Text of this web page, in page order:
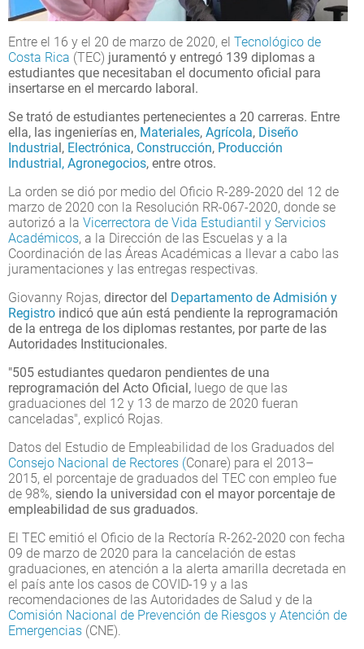
Entre el 16 y el 20 de marzo de 2020, el Tecnológico de
Costa Rica (TEC) juramentó y entregó 139 diplomas a
estudiantes que necesitaban el documento oficial para
insertarse en el mercardo laboral.
Se trató de estudiantes pertenecientes a 20 carreras. Entre
ella, las ingenierías en, Materiales, Agrícola, Diseño
Industrial, Electrónica, Construcción, Producción
Industrial, Agronegocios, entre otros.
La orden se dió por medio del Oficio R-289-2020 del 12 de
marzo de 2020 con la Resolución RR-067-2020, donde se
autorizó a la Vicerrectora de Vida Estudiantil y Servicios
Académicos, a la Dirección de las Escuelas y a la
Coordinación de las Áreas Académicas a llevar a cabo las
juramentaciones y las entregas respectivas.
Giovanny Rojas, director del Departamento de Admisión y
Registro indicó que aún está pendiente la reprogramación
de la entrega de los diplomas restantes, por parte de las
Autoridades Institucionales.
"505 estudiantes quedaron pendientes de una
reprogramación del Acto Oficial, luego de que las
graduaciones del 12 y 13 de marzo de 2020 fueran
canceladas", explicó Rojas.
Datos del Estudio de Empleabilidad de los Graduados del
Consejo Nacional de Rectores (Conare) para el 2013–
2015, el porcentaje de graduados del TEC con empleo fue
de 98%, siendo la universidad con el mayor porcentaje de
empleabilidad de sus graduados.
El TEC emitió el Oficio de la Rectoría R-262-2020 con fecha
09 de marzo de 2020 para la cancelación de estas
graduaciones, en atención a la alerta amarilla decretada en
el país ante los casos de COVID-19 y a las
recomendaciones de las Autoridades de Salud y de la
Comisión Nacional de Prevención de Riesgos y Atención de
Emergencias (CNE).